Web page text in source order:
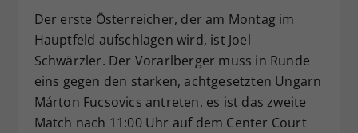
Der erste Österreicher, der am Montag im
Hauptfeld aufschlagen wird, ist Joel
Schwärzler. Der Vorarlberger muss in Runde
eins gegen den starken, achtgesetzten Ungarn
Márton Fucsovics antreten, es ist das zweite
Match nach 11:00 Uhr auf dem Center Court